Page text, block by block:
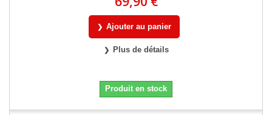
Ajouter au panier
Plus de détails
Produit en stock